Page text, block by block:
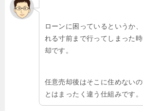
ローンに困っているというか
れる寸前まで行ってしまった
却です。
任意売却後はそこに住めない
とはまったく違う仕組みです。